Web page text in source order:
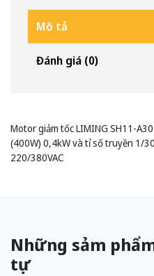
Mô tả
Đánh giá (0)
Motor giảm tốc LIMING SH11-
(400W) 0,4kW và tỉ số truyền 1/
220/380VAC
Những sảm
tự